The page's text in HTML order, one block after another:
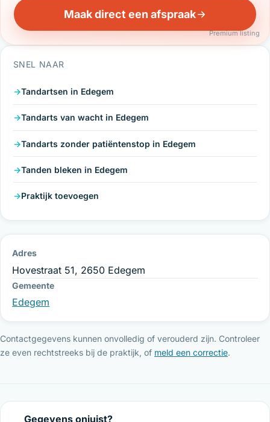
Maak direct een afspraak
Premium listing
SNEL NAAR
Tandartsen in Edegem
Tandarts van wacht in Edegem
Tandarts zonder patiëntenstop in Edegem
Tanden bleken in Edegem
Praktijk toevoegen
Adres
Hovestraat 51, 2650 Edegem
Gemeente
Edegem
Contactgegevens kunnen onvolledig of verouderd zijn. Controleer
ze even rechtstreeks bij de praktijk, of meld een correctie.
Gegevens onjuist?